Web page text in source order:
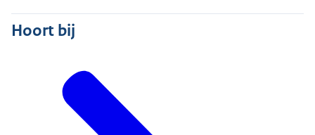
Hoort bij